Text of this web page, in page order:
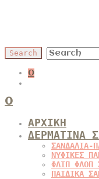
0
0
ΑΡΧΙΚΗ
ΔΕΡΜΑΤΙΝΑ
ΣΑΝΔΑΛΙΑ-
ΝΥΦΙΚΕΣ
ΦΛΙΠ ΦΛΟΠ
ΠΑΙΔΙΚΑ